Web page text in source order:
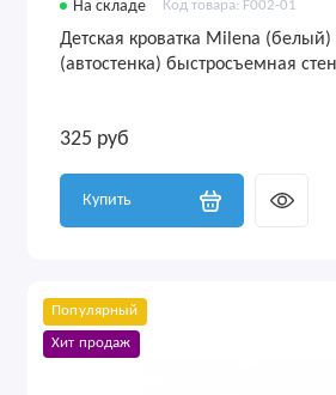
На складе Код товара: F002-01
Детская кроватка Milena (белый)
(автостенка) быстросъемная
325 руб
Купить
Популярный
Хит продаж